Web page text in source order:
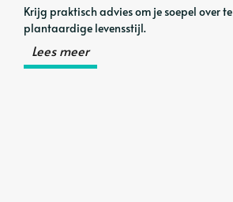
Krijg praktisch advies om je soepel over
plantaardige levensstijl.
Lees meer